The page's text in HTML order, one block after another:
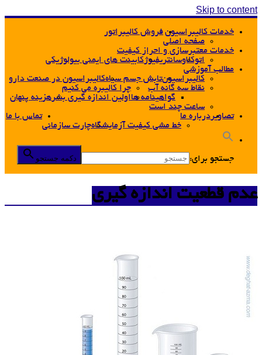
Skip to content
خدمات کالیبراسیون
صفحه اصلی
فروش کالیبراتور
خدمات معتبرسازی و احراز کیفیت
اتوکلاوسانتریفیوژکابینت های ایمنی بیولوژیکی
مطالب آموزشی
کالیبراسیونتابش جسم سیاهکالیبراسیون در صنعت دارو
نقاط سه گانه آب
گواهینامه ها
چرا کالیبره می کنیم
اولین اندازه گیری بشر هزینه پنهان
ساعت چند است
تصاویر درباره ما
خط مشی کیفیت آزمایشگاهچارت سازمانی
تماس با ما
جستجو برای: دکمه جستجو
عدم قطعیت اندازه گیری